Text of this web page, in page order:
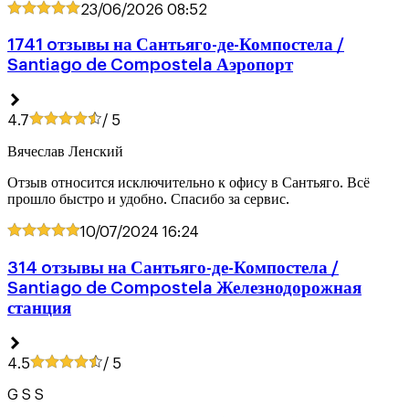
23/06/2026 08:52
1741 oтзывы на Сантьяго-де-Компостела /
Santiago de Compostela Аэропорт
4.7 / 5
Вячеслав Ленский
Отзыв относится исключительно к офису в Сантьяго. Всё
прошло быстро и удобно. Спасибо за сервис.
10/07/2024 16:24
314 oтзывы на Сантьяго-де-Компостела /
Santiago de Compostela Железнодорожная
станция
4.5 / 5
G S S